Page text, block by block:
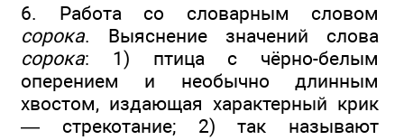
6. Работа со словарным словом
сорока. Выяснение значений слова
сорока: 1) птица с чёрно-белым
оперением и необычно длинным
хвостом, издающая характерный крик
— стрекотание; 2) так называют